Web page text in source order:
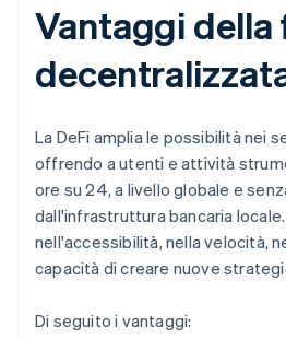
Vantaggi della
La DeFi amplia le possibilità nei
offrendo a utenti e attività
ore su 24, a livello globale e
dall'infrastruttura bancaria
nell'accessibilità, nella velocità,
capacità di creare nuove
Di seguito i vantaggi: